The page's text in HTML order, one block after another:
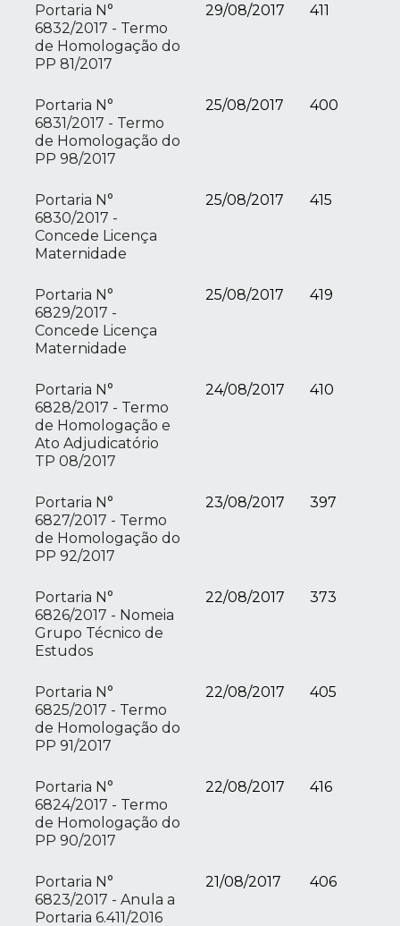
Portaria N°
6832/2017 - Termo
de Homologação do
PP 81/2017
29/08/2017 411
Portaria N°
6831/2017 - Termo
de Homologação do
PP 98/2017
25/08/2017 400
Portaria N°
6830/2017 -
Concede Licença
Maternidade
25/08/2017 415
Portaria N°
6829/2017 -
Concede Licença
Maternidade
25/08/2017 419
Portaria N°
6828/2017 - Termo
de Homologação e
Ato Adjudicatório
TP 08/2017
24/08/2017 410
Portaria N°
6827/2017 - Termo
de Homologação do
PP 92/2017
23/08/2017 397
Portaria N°
6826/2017 - Nomeia
Grupo Técnico de
Estudos
22/08/2017 373
Portaria N°
6825/2017 - Termo
de Homologação do
PP 91/2017
22/08/2017 405
Portaria N°
6824/2017 - Termo
de Homologação do
PP 90/2017
22/08/2017 416
Portaria N°
6823/2017 - Anula a
Portaria 6.411/2016
21/08/2017 406